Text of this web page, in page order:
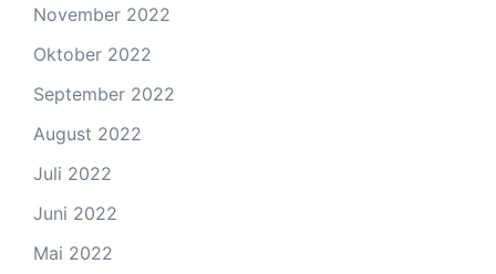
November 2022
Oktober 2022
September 2022
August 2022
Juli 2022
Juni 2022
Mai 2022